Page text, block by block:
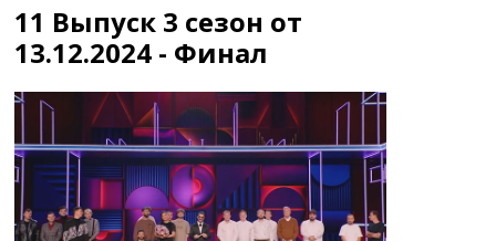
11 Выпуск 3 сезон от
13.12.2024 - Финал